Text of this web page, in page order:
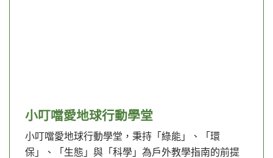
小叮噹愛地球行動學堂
小叮噹愛地球行動學堂，秉持「綠能」、「環
保」、「生態」與「科學」為戶外教學指南的前提